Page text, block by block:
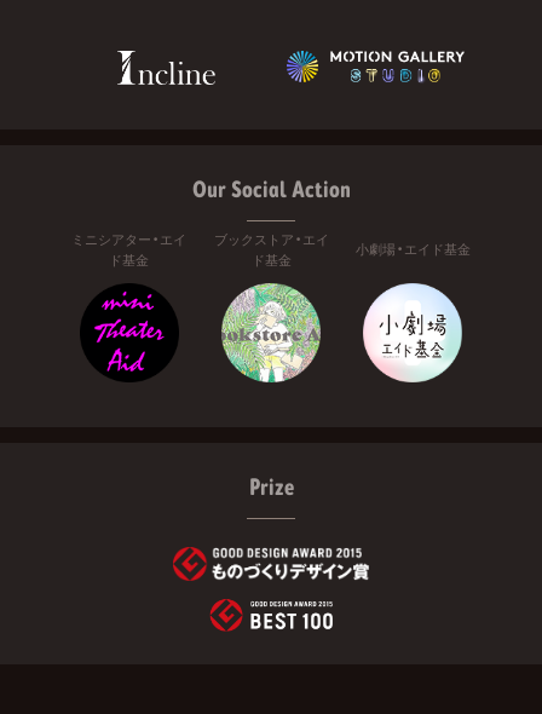
Our Social Action
ミニシアター・エイ
ド基金
ブックストア・エイ
ド基金
小劇場・エイド基金
Prize